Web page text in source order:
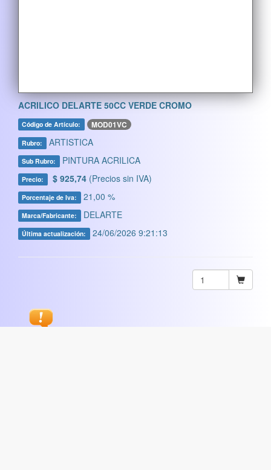
ACRILICO DELARTE 50CC VERDE CROMO
Código de Artículo: MOD01VC
Rubro: ARTISTICA
Sub Rubro: PINTURA ACRILICA
Precio: $ 925,74 (Precios sin IVA)
Porcentaje de Iva: 21,00 %
Marca/Fabricante: DELARTE
Última actualización: 24/06/2026 9:21:13